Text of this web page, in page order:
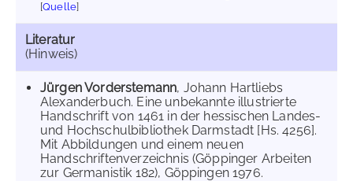
[Quelle]
Literatur
(Hinweis)
Jürgen Vorderstemann, Johann Hartliebs
Alexanderbuch. Eine unbekannte illustrierte
Handschrift von 1461 in der hessischen Landes-
und Hochschulbibliothek Darmstadt [Hs. 4256].
Mit Abbildungen und einem neuen
Handschriftenverzeichnis (Göppinger Arbeiten
zur Germanistik 182), Göppingen 1976.